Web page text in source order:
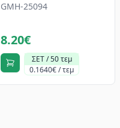
GMH-25094
8.20€
ΣΕΤ / 50 τεμ
0.1640€ / τεμ